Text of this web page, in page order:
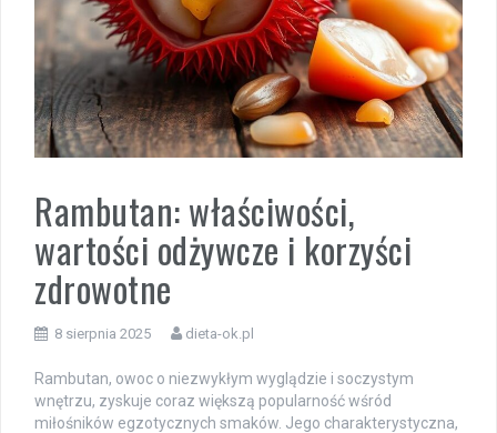
Rambutan: właściwości,
wartości odżywcze i korzyści
zdrowotne
8 sierpnia 2025 dieta-ok.pl
Rambutan, owoc o niezwykłym wyglądzie i soczystym
wnętrzu, zyskuje coraz większą popularność wśród
miłośników egzotycznych smaków. Jego charakterystyczna,